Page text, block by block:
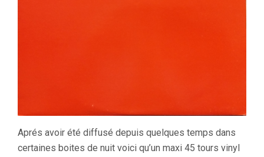
Aprés avoir été diffusé depuis quelques temps dans
certaines boites de nuit voici qu’un maxi 45 tours vinyl